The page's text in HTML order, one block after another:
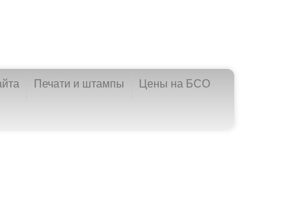
Печати и штампы Цены на БСО